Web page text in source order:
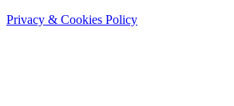
Privacy & Cookies Policy